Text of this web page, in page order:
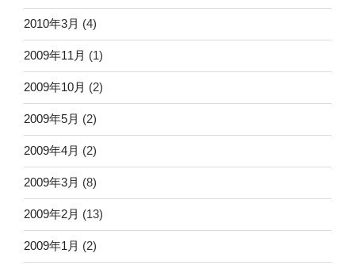
2010年3月 (4)
2009年11月 (1)
2009年10月 (2)
2009年5月 (2)
2009年4月 (2)
2009年3月 (8)
2009年2月 (13)
2009年1月 (2)